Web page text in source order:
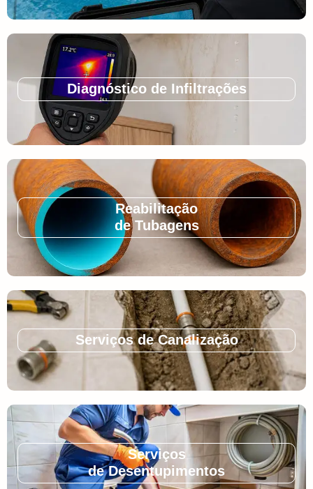
Diagnóstico de Infiltrações
Reabilitação
de Tubagens
Serviços de Canalização
Serviços
de Desentupimentos